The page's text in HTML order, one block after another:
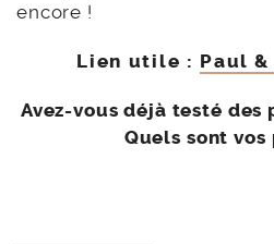
encore !
Lien utile : Paul &
Avez-vous déjà testé des
Quels sont vos